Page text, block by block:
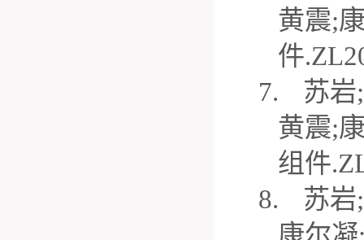
黄震;
件
7.
苏岩;
黄震;
组件
8.
苏岩;